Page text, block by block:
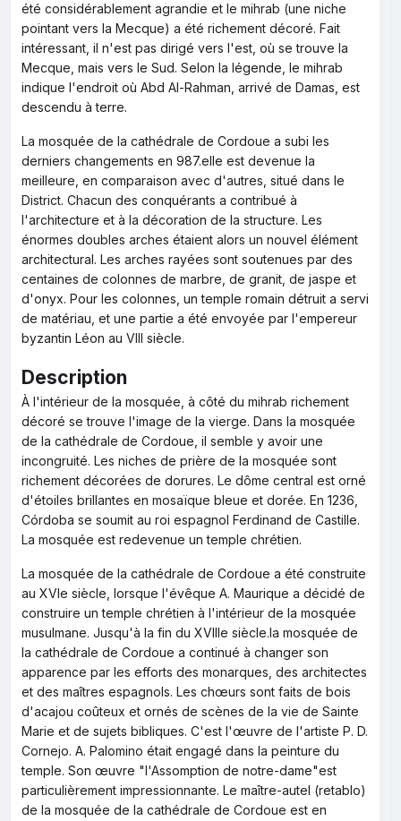
été considérablement agrandie et le mihrab (une niche
pointant vers la Mecque) a été richement décoré. Fait
intéressant, il n'est pas dirigé vers l'est, où se trouve la
Mecque, mais vers le Sud. Selon la légende, le mihrab
indique l'endroit où Abd Al-Rahman, arrivé de Damas, est
descendu à terre.
La mosquée de la cathédrale de Cordoue a subi les
derniers changements en 987.elle est devenue la
meilleure, en comparaison avec d'autres, situé dans le
District. Chacun des conquérants a contribué à
l'architecture et à la décoration de la structure. Les
énormes doubles arches étaient alors un nouvel élément
architectural. Les arches rayées sont soutenues par des
centaines de colonnes de marbre, de granit, de jaspe et
d'onyx. Pour les colonnes, un temple romain détruit a servi
de matériau, et une partie a été envoyée par l'empereur
byzantin Léon au VIII siècle.
Description
À l'intérieur de la mosquée, à côté du mihrab richement
décoré se trouve l'image de la vierge. Dans la mosquée
de la cathédrale de Cordoue, il semble y avoir une
incongruité. Les niches de prière de la mosquée sont
richement décorées de dorures. Le dôme central est orné
d'étoiles brillantes en mosaïque bleue et dorée. En 1236,
Córdoba se soumit au roi espagnol Ferdinand de Castille.
La mosquée est redevenue un temple chrétien.
La mosquée de la cathédrale de Cordoue a été construite
au XVIe siècle, lorsque l'évêque A. Maurique a décidé de
construire un temple chrétien à l'intérieur de la mosquée
musulmane. Jusqu'à la fin du XVIIIe siècle.la mosquée de
la cathédrale de Cordoue a continué à changer son
apparence par les efforts des monarques, des architectes
et des maîtres espagnols. Les chœurs sont faits de bois
d'acajou coûteux et ornés de scènes de la vie de Sainte
Marie et de sujets bibliques. C'est l'œuvre de l'artiste P. D.
Cornejo. A. Palomino était engagé dans la peinture du
temple. Son œuvre "l'Assomption de notre-dame"est
particulièrement impressionnante. Le maître-autel (retablo)
de la mosquée de la cathédrale de Cordoue est en